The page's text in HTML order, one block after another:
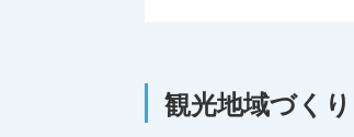
観光地域づく